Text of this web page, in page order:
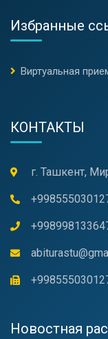
Избранные
Виртуальная
КОНТАКТЫ
г. Ташкент,
Новостная